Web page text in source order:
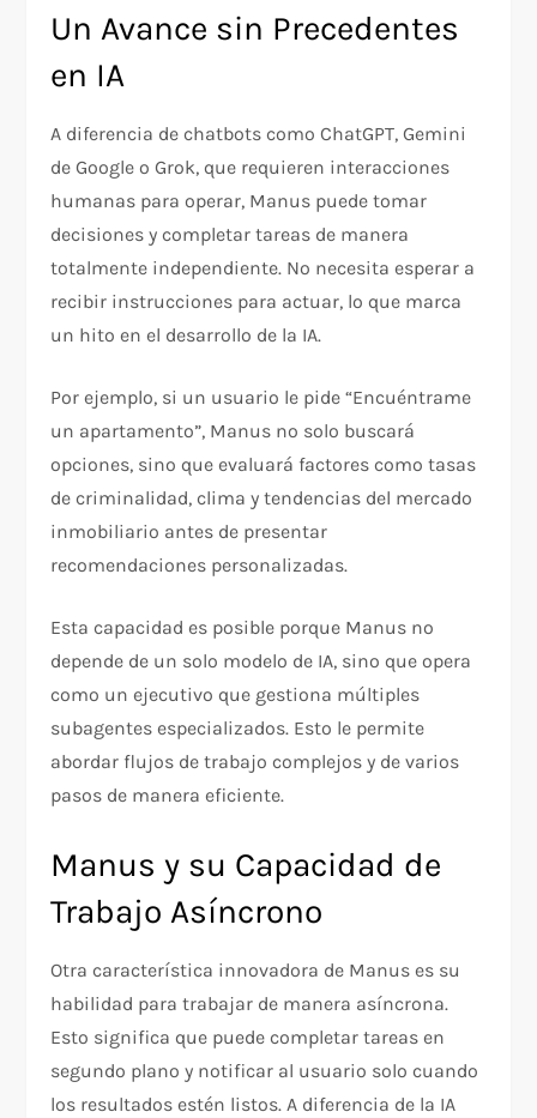
Un Avance sin Precedentes
en IA
A diferencia de chatbots como ChatGPT, Gemini
de Google o Grok, que requieren interacciones
humanas para operar, Manus puede tomar
decisiones y completar tareas de manera
totalmente independiente. No necesita esperar a
recibir instrucciones para actuar, lo que marca
un hito en el desarrollo de la IA.
Por ejemplo, si un usuario le pide “Encuéntrame
un apartamento”, Manus no solo buscará
opciones, sino que evaluará factores como tasas
de criminalidad, clima y tendencias del mercado
inmobiliario antes de presentar
recomendaciones personalizadas.
Esta capacidad es posible porque Manus no
depende de un solo modelo de IA, sino que opera
como un ejecutivo que gestiona múltiples
subagentes especializados. Esto le permite
abordar flujos de trabajo complejos y de varios
pasos de manera eficiente.
Manus y su Capacidad de
Trabajo Asíncrono
Otra característica innovadora de Manus es su
habilidad para trabajar de manera asíncrona.
Esto significa que puede completar tareas en
segundo plano y notificar al usuario solo cuando
los resultados estén listos. A diferencia de la IA